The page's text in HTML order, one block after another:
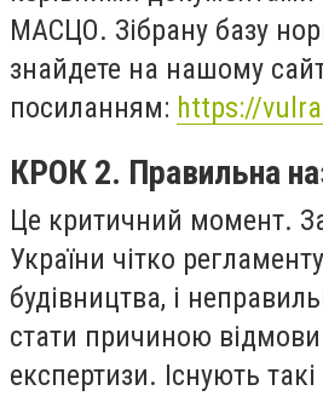
МАСЦО. Зібрану базу
знайдете на нашому
посиланням: https://
КРОК 2. Правильна
Це критичний момент.
України чітко
будівництва, і
стати причиною відмови
експертизи. Існують